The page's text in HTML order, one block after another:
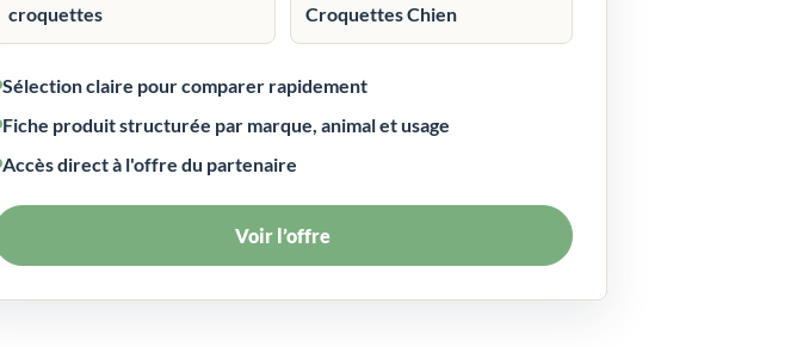
croquettes Croquettes Chien
Sélection claire pour comparer rapidement
Fiche produit structurée par marque, animal et usage
Accès direct à l'offre du partenaire
Voir l’offre